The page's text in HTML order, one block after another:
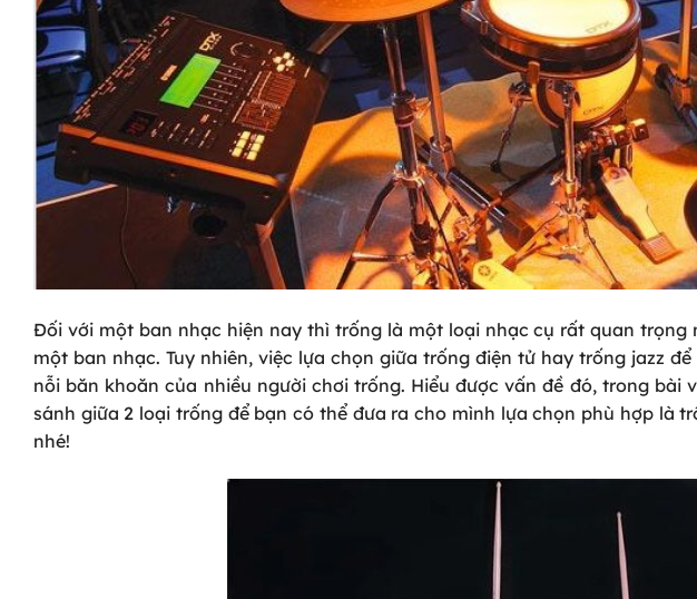
Đối với một ban nhạc hiện nay thì trống là một loại nhạc cụ rất quan
một ban nhạc. Tuy nhiên, việc lựa chọn giữa trống điện tử hay trống jazz
nỗi băn khoăn của nhiều người chơi trống. Hiểu được vấn đề đó, trong bài
sánh giữa 2 loại trống để bạn có thể đưa ra cho mình lựa chọn phù hợp là
nhé!